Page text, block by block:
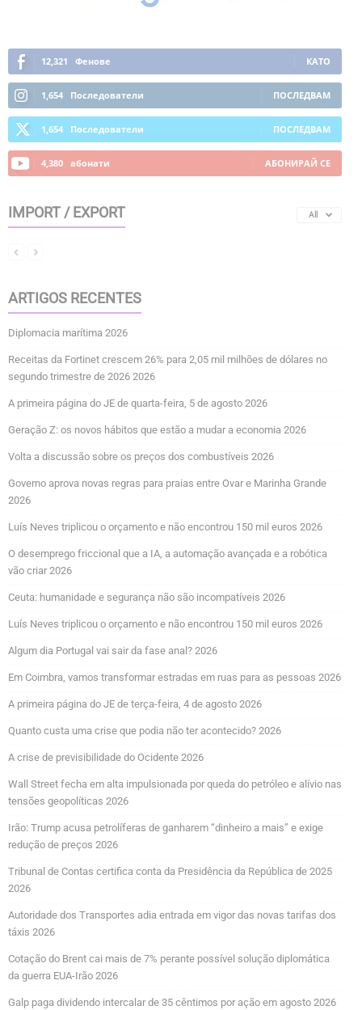
12,321 Фенове КАТО
1,654 Последователи ПОСЛЕДВАМ
1,654 Последователи ПОСЛЕДВАМ
4,380 абонати АБОНИРАЙ СЕ
IMPORT / EXPORT All
ARTIGOS RECENTES
Diplomacia marítima 2026
Receitas da Fortinet crescem 26% para 2,05 mil milhões de dólares no
segundo trimestre de 2026 2026
A primeira página do JE de quarta-feira, 5 de agosto 2026
Geração Z: os novos hábitos que estão a mudar a economia 2026
Volta a discussão sobre os preços dos combustíveis 2026
Governo aprova novas regras para praias entre Ovar e Marinha Grande
2026
Luís Neves triplicou o orçamento e não encontrou 150 mil euros 2026
O desemprego friccional que a IA, a automação avançada e a robótica
vão criar 2026
Ceuta: humanidade e segurança não são incompatíveis 2026
Luís Neves triplicou o orçamento e não encontrou 150 mil euros 2026
Algum dia Portugal vai sair da fase anal? 2026
Em Coimbra, vamos transformar estradas em ruas para as pessoas 2026
A primeira página do JE de terça-feira, 4 de agosto 2026
Quanto custa uma crise que podia não ter acontecido? 2026
A crise de previsibilidade do Ocidente 2026
Wall Street fecha em alta impulsionada por queda do petróleo e alívio nas
tensões geopolíticas 2026
Irão: Trump acusa petrolíferas de ganharem “dinheiro a mais” e exige
redução de preços 2026
Tribunal de Contas certifica conta da Presidência da República de 2025
2026
Autoridade dos Transportes adia entrada em vigor das novas tarifas dos
táxis 2026
Cotação do Brent cai mais de 7% perante possível solução diplomática
da guerra EUA-Irão 2026
Galp paga dividendo intercalar de 35 cêntimos por ação em agosto 2026